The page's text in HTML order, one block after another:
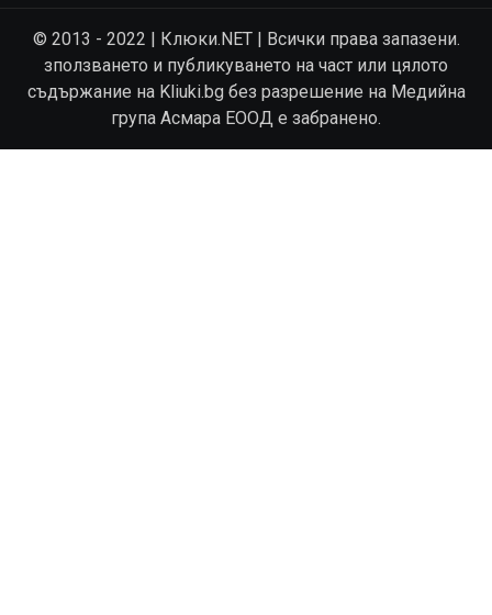
© 2013 - 2022 | Клюки.NET | Всички права запазени.
зползването и публикуването на част или цялото
съдържание на Kliuki.bg без разрешение на Медийна
група Асмара ЕООД е забранено.